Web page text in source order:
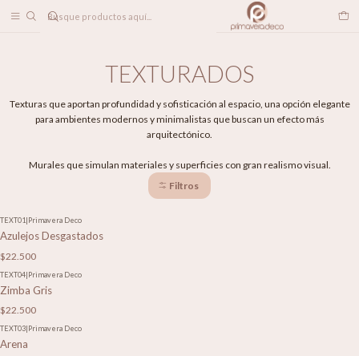
PAPELES MURALES TEXTURADOS
TEXTURADOS
Texturas que aportan profundidad y sofisticación al espacio, una opción elegante
para ambientes modernos y minimalistas que buscan un efecto más
arquitectónico.
Murales que simulan materiales y superficies con gran realismo visual.
Filtros
TEXT01 Primavera Deco
Azulejos Desgastados
$22.500
TEXT04|Primavera Deco
Zimba Gris
$22.500
TEXT03|Primavera Deco
Arena